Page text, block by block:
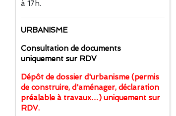
à 17h.
URBANISME
Consultation de documents
uniquement sur RDV
Dépôt de dossier d'urbanisme (permis
de construire, d'aménager, déclaration
préalable à travaux…) uniquement sur
RDV.